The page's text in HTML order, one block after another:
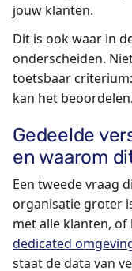
jouw klanten.
Dit is ook waar in
onderscheiden.
toetsbaar
kan het beoordelen.
Gedeelde
en waarom
Een tweede vraag
organisatie groter
met alle klanten,
dedicated
staat de data van